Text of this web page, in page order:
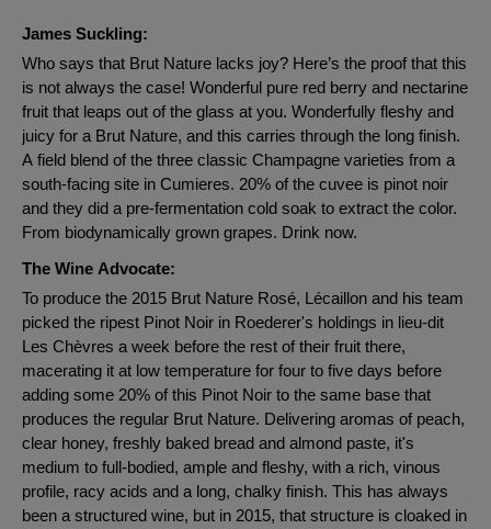
James Suckling:
Who says that Brut Nature lacks joy? Here’s the proof that this
is not always the case! Wonderful pure red berry and nectarine
fruit that leaps out of the glass at you. Wonderfully fleshy and
juicy for a Brut Nature, and this carries through the long finish.
A field blend of the three classic Champagne varieties from a
south-facing site in Cumieres. 20% of the cuvee is pinot noir
and they did a pre-fermentation cold soak to extract the color.
From biodynamically grown grapes. Drink now.
The Wine Advocate:
To produce the 2015 Brut Nature Rosé, Lécaillon and his team
picked the ripest Pinot Noir in Roederer's holdings in lieu-dit
Les Chèvres a week before the rest of their fruit there,
macerating it at low temperature for four to five days before
adding some 20% of this Pinot Noir to the same base that
produces the regular Brut Nature. Delivering aromas of peach,
clear honey, freshly baked bread and almond paste, it's
medium to full-bodied, ample and fleshy, with a rich, vinous
profile, racy acids and a long, chalky finish. This has always
been a structured wine, but in 2015, that structure is cloaked in